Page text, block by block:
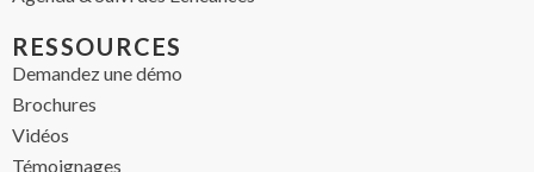
RESSOURCES
Demandez une démo
Brochures
Vidéos
Témoignages